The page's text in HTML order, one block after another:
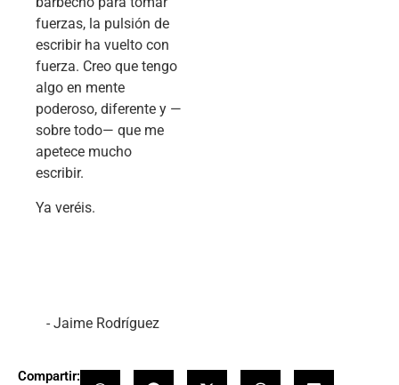
fuerzas, la pulsión de
escribir ha vuelto con
fuerza. Creo que tengo
algo en mente
poderoso, diferente y —
sobre todo— que me
apetece mucho
escribir.
Ya veréis.
- Jaime Rodríguez
Compartir: